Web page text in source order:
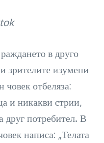
в друго
зрителите изумени
човек отбеляза:
и никакви стрии,
друг потребител. В
написа: „Телата